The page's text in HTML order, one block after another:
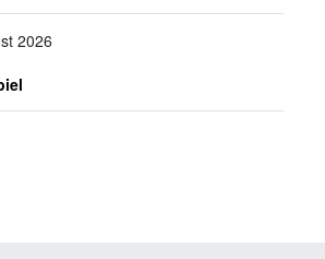
2026